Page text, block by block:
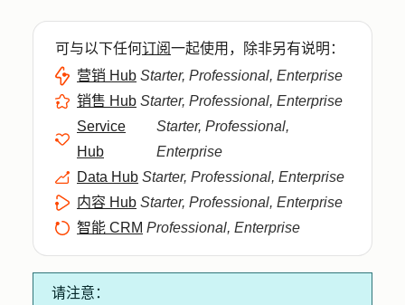
可与以下任何订阅一起使用，除非另有说明：
营销 Hub Starter, Professional, Enterprise
销售 Hub Starter, Professional, Enterprise
Service
Hub
Starter, Professional,
Enterprise
Data Hub Starter, Professional, Enterprise
内容 Hub Starter, Professional, Enterprise
智能 CRM Professional, Enterprise
请注意：